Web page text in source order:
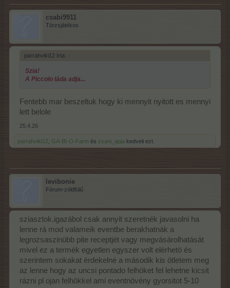
csabi9911
Törzsjátékos
parrahviki12 írta: ↑
Szia!
A Piccolo láda adja...
Fentebb mar beszeltuk hogy ki mennyit nyitott es mennyi
lett belole
25.4.26
parrahviki12 GA-BI-O-Farm és zsani_apja kedveli ezt.
levibonie
Fórum-zöldfülű
sziasztok.igazábol csak annyit szeretnék javasolni ha
lenne rá mod valameik eventbe berakhatnák a
legrozsaszinübb pite receptjét vagy megvásárolhatását
mivel ez a termék egyetlen egyszer volt elérhetö és
szerintem sokakat érdekelné a második kis ötletem meg
az lenne hogy az uncsi pontado felhöket fel lehetne kicsit
rázni pl ojan felhökkel ami eventnövény gyorsitot 5-10